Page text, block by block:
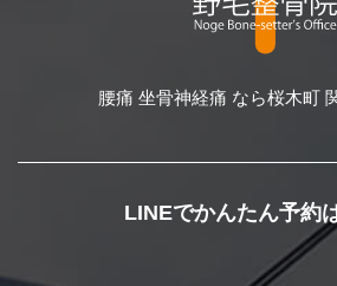
腰痛 坐骨神経痛 なら桜木町
LINEでかんたん予約